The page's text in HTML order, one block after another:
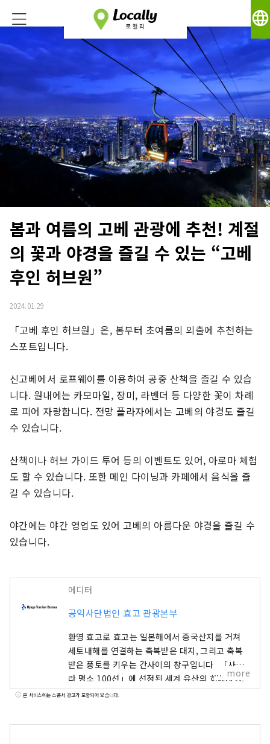
language
봄과 여름의 고베 관광에 추천! 계절
의 꽃과 야경을 즐길 수 있는 “고베
후인 허브원”
2024.01.29
「고베 후인 허브원」은, 봄부터 초여름의 외출에 추천하는
스포트입니다.
신고베에서 로프웨이를 이용하여 공중 산책을 즐길 수 있습
니다. 원내에는 카모마일, 장미, 라벤더 등 다양한 꽃이 차례
로 피어 자랑합니다. 전망 플라자에서는 고베의 야경도 즐길
수 있습니다.
산책이나 허브 가이드 투어 등의 이벤트도 있어, 아로마 체험
도 할 수 있습니다. 또한 메인 다이닝과 카페에서 음식을 즐
길 수 있습니다.
야간에는 야간 영업도 있어 고베의 아름다운 야경을 즐길 수
있습니다.
에디터
공익사단법인 효고 관광본부
환영 효고로 효고는 일본해에서 중국산지를 거쳐
세토내해를 연결하는 축복받은 대지, 그리고 축복
받은 풍토를 키우는 간사이의 창구입니다. 「사쿠
라 명소 100선」에 선정된 세계 유산의 히메지성,
롯코산에서 보는 대 파노라마의 야경 등, 눈을 빼앗
more
본 서비스에는 스폰서 광고가 포함되어 있습니다.